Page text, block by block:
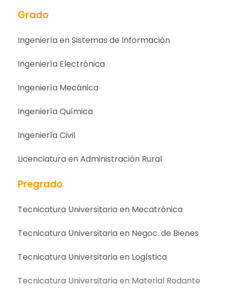
Grado
Ingeniería en Sistemas de Información
Ingeniería Electrónica
Ingeniería Mecánica
Ingeniería Química
Ingeniería Civil
Licenciatura en Administración Rural
Pregrado
Tecnicatura Universitaria en Mecatrónica
Tecnicatura Universitaria en Negoc. de Bienes
Tecnicatura Universitaria en Logística
Tecnicatura Universitaria en Material Rodante